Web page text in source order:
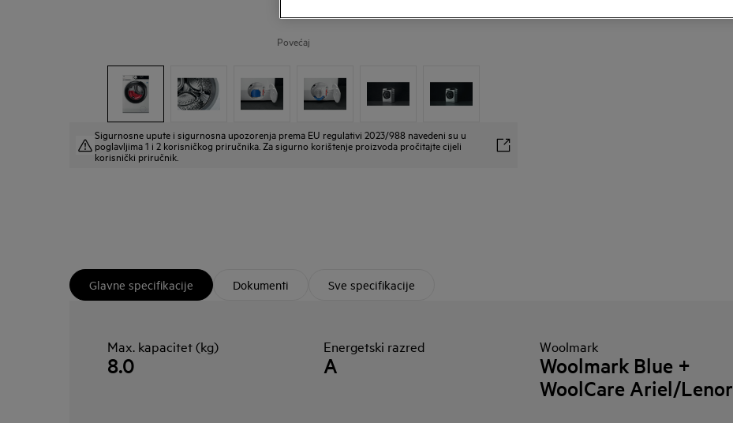
Povećaj
Sigurnosne upute i sigurnosna upozorenja prema EU regulativi 2023/988 navedeni su u
poglavljima 1 i 2 korisničkog priručnika. Za sigurno korištenje proizvoda pročitajte cijeli
korisnički priručnik.
Glavne specifikacije Dokumenti Sve specifikacije
Max. kapacitet (kg)
8.0
Energetski razred
A
Woolmark
Woolmark Blue +
WoolCare Ariel/Lenor